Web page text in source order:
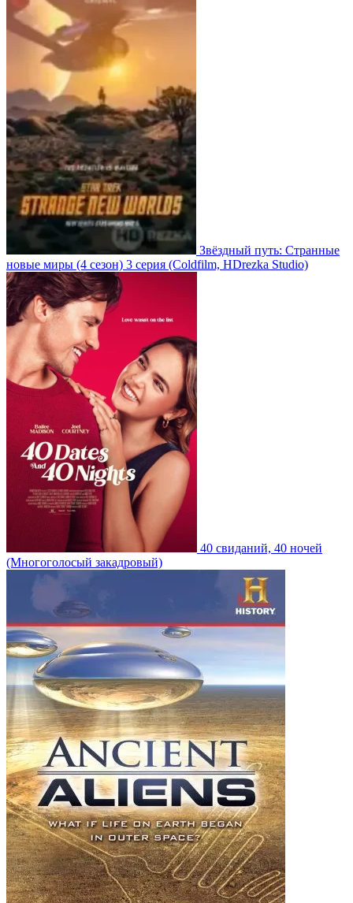
Звёздный путь: Странные
новые миры (4 сезон) 3 серия (Coldfilm, HDrezka Studio)
40 свиданий, 40 ночей
(Многоголосый закадровый)